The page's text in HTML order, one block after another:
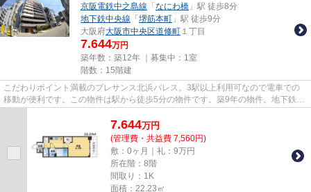
京阪電鉄中之島線 「 なにわ橋 」駅 徒歩8分
地下鉄中央線 「 堺筋本町 」駅 徒歩9分
大阪府大阪市中央区道修町 １丁目
7.644万円
築年数：築12年 ｜募集中： 1室
階数：15階建
こだわりポイント満載のプレサンス北浜パレス。3駅以上利用可なので電車での
移動が便利です。この物件は駅から徒歩5分の物件です。築9年の物件。地下鉄堺
7.644万円
(管理費・共益費 7,560円)
敷：0ヶ月｜礼：9万円
所在階：8階
間取り：1K
面積：22.23㎡